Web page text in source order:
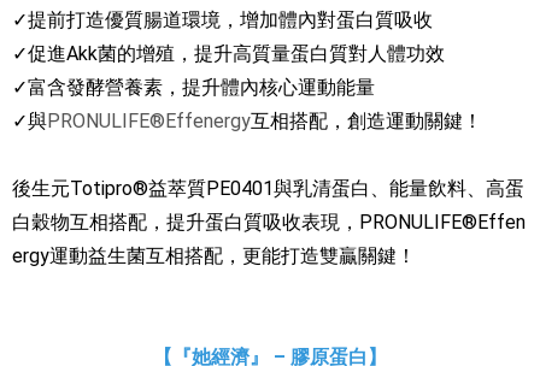
✓提前打造優質腸道環境，增加體內對蛋白質吸收
✓促進Akk菌的增殖，提升高質量蛋白質對人體功效
✓富含發酵營養素，提升體內核心運動能量
✓與PRONULIFE®Effenergy互相搭配，創造運動關鍵！
後生元Totipro®益萃質PE0401與乳清蛋白、能量飲料、高蛋
白穀物互相搭配，提升蛋白質吸收表現，PRONULIFE®Effen
ergy運動益生菌互相搭配，更能打造雙贏關鍵！
【『她經濟』 – 膠原蛋白】